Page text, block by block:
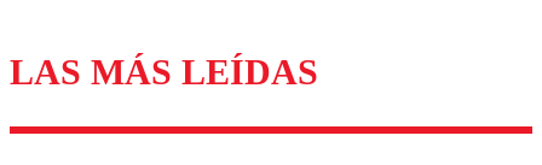
Los comentarios son moderados para garantizar un
diálogo respetuoso.
Nombre
LAS MÁS LEÍDAS